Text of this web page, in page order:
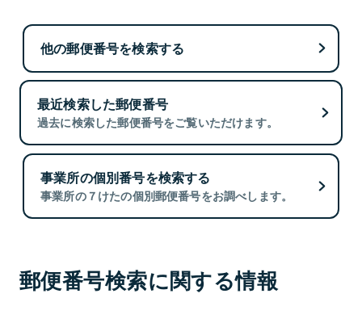
他の郵便番号を検索する
最近検索した郵便番号
過去に検索した郵便番号をご覧いただけます。
事業所の個別番号を検索する
事業所の７けたの個別郵便番号をお調べします。
郵便番号検索に関する情報